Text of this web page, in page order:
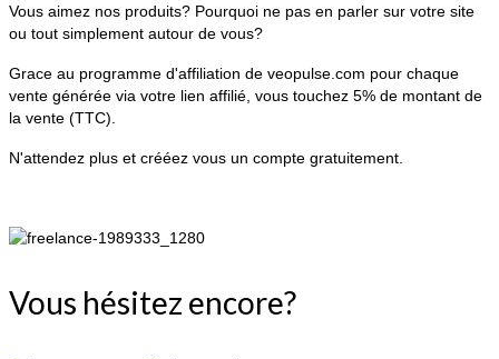
Vous aimez nos produits? Pourquoi ne pas en parler sur votre site
ou tout simplement autour de vous?
Grace au programme d'affiliation de veopulse.com pour chaque
vente générée via votre lien affilié, vous touchez 5% de montant de
la vente (TTC).
N'attendez plus et crééez vous un compte gratuitement.
Vous hésitez encore?